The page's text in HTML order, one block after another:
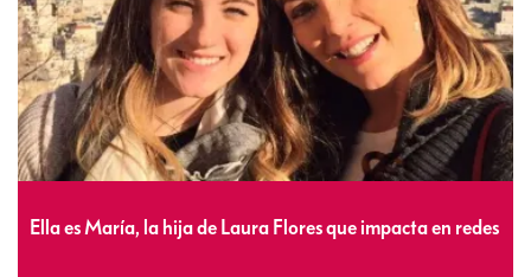
Ella es María, la hija de Laura Flores que impacta en redes